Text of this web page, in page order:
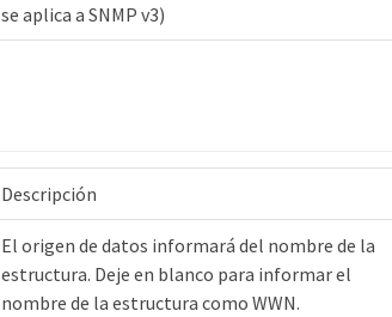
se aplica a SNMP v3)
Descripción
El origen de datos informará del nombre de la
estructura. Deje en blanco para informar el
nombre de la estructura como WWN.